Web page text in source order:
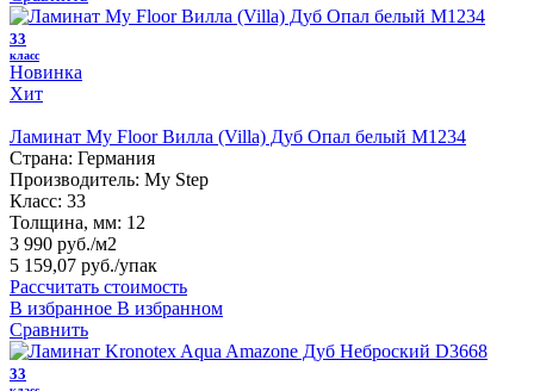
33
класс
Новинка
Хит
Ламинат My Floor Вилла (Villa) Дуб Опал белый M1234
Страна: Германия
Производитель: My Step
Класс: 33
Толщина, мм: 12
3 990 руб./м2
5 159,07 руб./упак
Рассчитать стоимость
В избранное В избранном
Сравнить
33